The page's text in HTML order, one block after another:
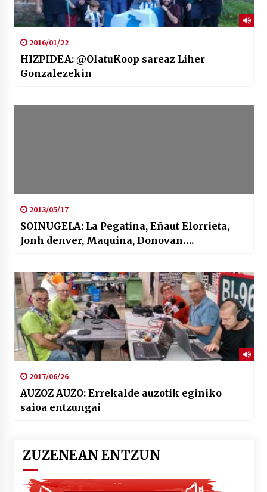
2016/01/22
HIZPIDEA: @OlatuKoop sareaz Liher
Gonzalezekin
2013/05/17
SOINUGELA: La Pegatina, Eñaut Elorrieta,
Jonh denver, Maquina, Donovan….
2017/06/26
AUZOZ AUZO: Errekalde auzotik eginiko
saioa entzungai
ZUZENEAN ENTZUN